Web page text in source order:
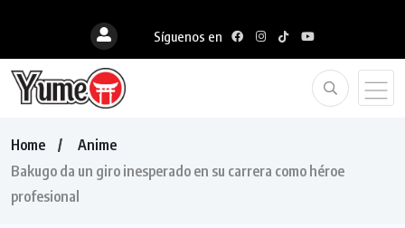
Síguenos en
Home
Anime
Bakugo da un giro inesperado en su carrera como héroe
profesional